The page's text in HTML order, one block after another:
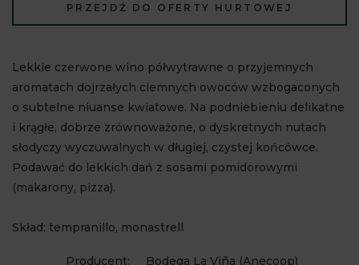
PRZEJDŹ DO OFERTY HURTOWEJ
Lekkie czerwone wino półwytrawne o przyjemnych
aromatach dojrzałych ciemnych owoców wzbogaconych
o subtelne niuanse kwiatowe. Na podniebieniu delikatne
i krągłe, dobrze zrównoważone, o dyskretnych nutach
słodyczy wyczuwalnych w długiej, czystej końcówce.
Podawać do lekkich dań z sosami pomidorowymi
(makarony, pizza).
Skład: tempranillo, monastrell
Producent:
Bodega La Viña (Anecoop)